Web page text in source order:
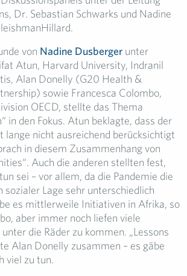
Dr. Sebastian Schwarks und Nadine
von Nadine Dusberger unter
Atun, Harvard University, Indranil
Alan Donelly (G20 Health &
sowie Francesca Colombo,
OECD, stellte das Thema
in den Fokus. Atun beklagte, dass der
lange nicht ausreichend berücksichtigt
in diesem Zusammenhang von
Auch die anderen stellten fest,
sei – vor allem, da die Pandemie die
sozialer Lage sehr unterschiedlich
es mittlerweile Initiativen in Afrika, so
aber immer noch liefen viele
die Räder zu kommen. „Lessons
Alan Donelly zusammen – es gäbe
viel zu tun.